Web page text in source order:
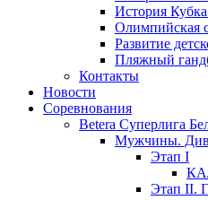
История
Олимпийская
Развитие
Пляжный
Контакты
Новости
Соревнования
Betera Суперлига
Мужчины.
Этап I
Этап II.